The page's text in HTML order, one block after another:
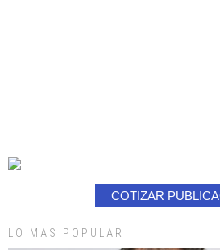
COTIZAR
LO MAS POPULAR